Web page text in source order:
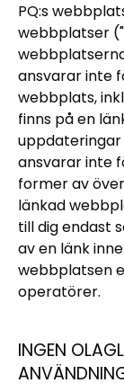
PQ:s
webbplatser
ansvarar inte
webbplats,
finns på en
uppdateringar
ansvarar inte
former av
länkad
till dig endast
av en länk
webbplatsen
operatörer.
INGEN